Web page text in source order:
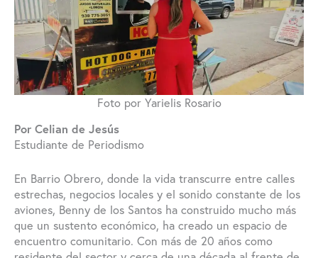
Foto por Yarielis Rosario
Por Celian de Jesús
Estudiante de Periodismo
En Barrio Obrero, donde la vida transcurre entre calles
estrechas, negocios locales y el sonido constante de los
aviones, Benny de los Santos ha construido mucho más
que un sustento económico, ha creado un espacio de
encuentro comunitario. Con más de 20 años como